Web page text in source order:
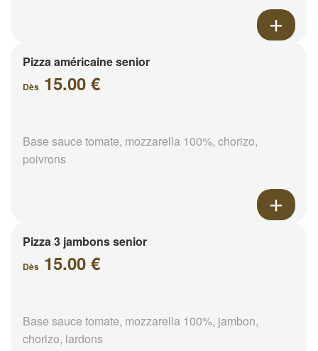
Pizza américaine senior
Dès 15.00 €
Base sauce tomate, mozzarella 100%, chorizo,
poivrons
Pizza 3 jambons senior
Dès 15.00 €
Base sauce tomate, mozzarella 100%, jambon,
chorizo, lardons